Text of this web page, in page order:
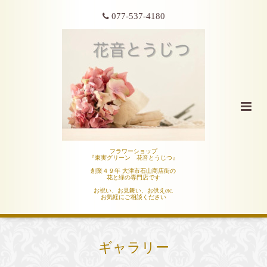
077-537-4180
フラワーショップ
『東実グリーン 花音とうじつ』
創業４９年 大津市石山商店街の
花と緑の専門店です
お祝い、お見舞い、お供えetc.
お気軽にご相談ください
ギャラリー